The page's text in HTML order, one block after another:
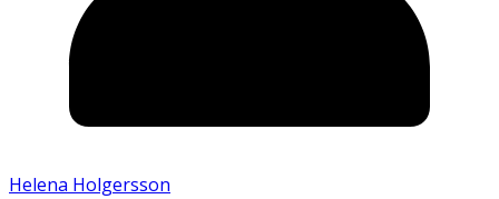
Helena Holgersson